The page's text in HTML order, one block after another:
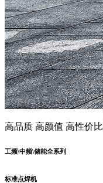
高品质 高颜值 高性价比
工频\中频\储能全系列
标准点焊机